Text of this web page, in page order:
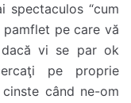
spectaculos “cum
pamflet pe care vă
vi se par ok
pe proprie
când ne-om